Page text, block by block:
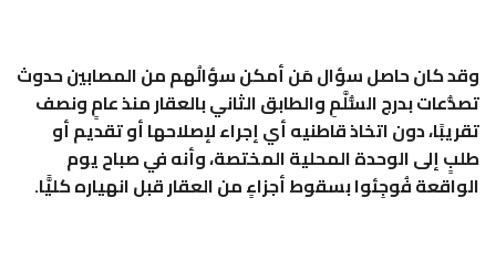
وقد كان حاصل سؤال مَن أمكن سؤالُهم من المصابين حدوث
تصدُّعات بدرج السُّلَّمِ والطابق الثاني بالعقار منذ عامٍ ونصف
تقريبًا، دون اتخاذ قاطنيه أي إجراء لإصلاحها أو تقديم أو
طلبٍ إلى الوحدة المحلية المختصة، وأنه في صباح يوم
الواقعة فُوجِئوا بسقوط أجزاءٍ من العقار قبل انهياره كليًّا.